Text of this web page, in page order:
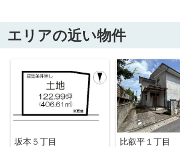
エリアの近い物件
坂本５丁目
比叡平１丁目